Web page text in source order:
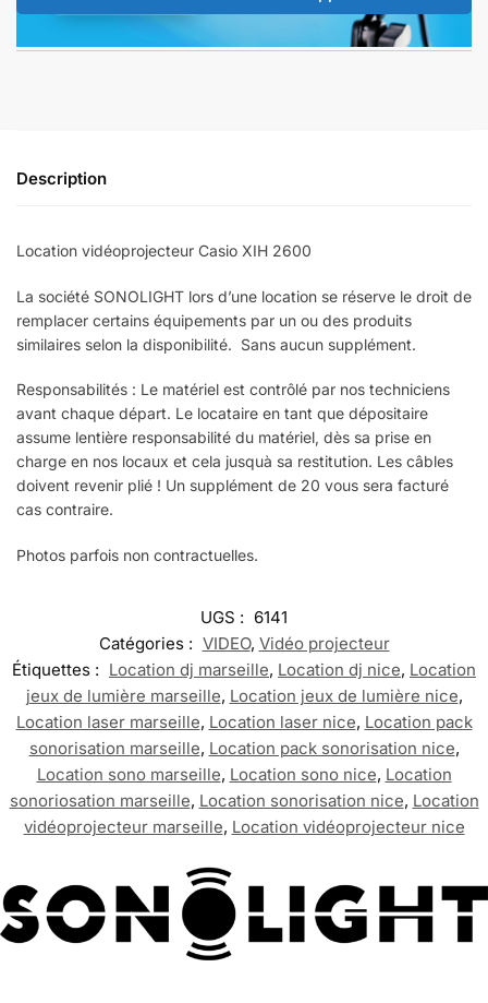
Description
Location vidéoprojecteur Casio XIH 2600
La société SONOLIGHT lors d’une location se réserve le droit de
remplacer certains équipements par un ou des produits
similaires selon la disponibilité. Sans aucun supplément.
Responsabilités : Le matériel est contrôlé par nos techniciens
avant chaque départ. Le locataire en tant que dépositaire
assume lentière responsabilité du matériel, dès sa prise en
charge en nos locaux et cela jusquà sa restitution. Les câbles
doivent revenir plié ! Un supplément de 20 vous sera facturé
cas contraire.
Photos parfois non contractuelles.
UGS : 6141
Catégories : VIDEO, Vidéo projecteur
Étiquettes : Location dj marseille, Location dj nice, Location
jeux de lumière marseille, Location jeux de lumière nice,
Location laser marseille, Location laser nice, Location pack
sonorisation marseille, Location pack sonorisation nice,
Location sono marseille, Location sono nice, Location
sonoriosation marseille, Location sonorisation nice, Location
vidéoprojecteur marseille, Location vidéoprojecteur nice